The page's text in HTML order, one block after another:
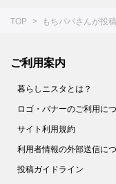
TOP もちパパさんが投
ご利用案内
暮らしニスタとは？
ロゴ・バナーのご利用に
サイト利用規約
利用者情報の外部送信に
投稿ガイドライン